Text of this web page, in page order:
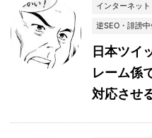
インターネッ
逆SEO・誹謗
日本ツイ
レーム係
対応させ